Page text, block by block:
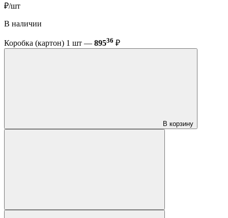
₽/шт
В наличии
Коробка (картон) 1 шт — 89536 ₽
В корзину